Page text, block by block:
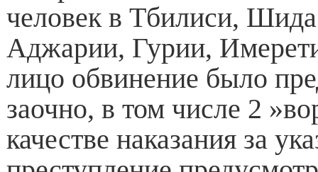
человек в Тбилиси,
Аджарии, Гурии,
лицо обвинение было
заочно, в том числе 2
качестве наказания за